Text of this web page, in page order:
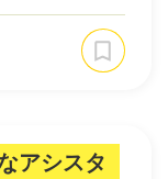
アシスタ